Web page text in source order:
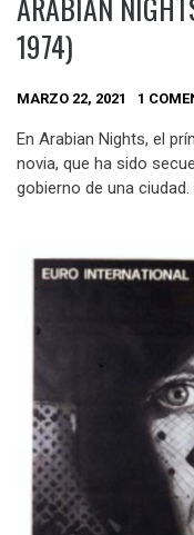
ARABIAN
1974)
MARZO 22, 2021 1
En Arabian Nights, el
novia, que ha sido
gobierno de una